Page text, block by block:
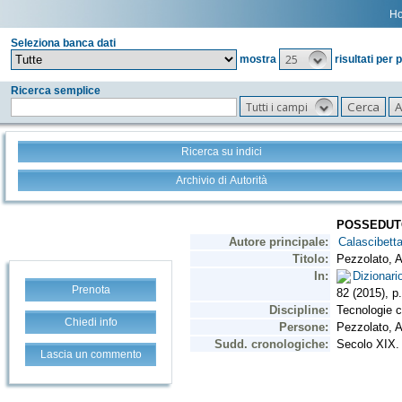
Seleziona banca dati
mostra
25 risultati per
Ricerca semplice
Tutti i campi
Ricerca su indici
Archivio di Autorità
Prenota
Chiedi info
Lascia un commento